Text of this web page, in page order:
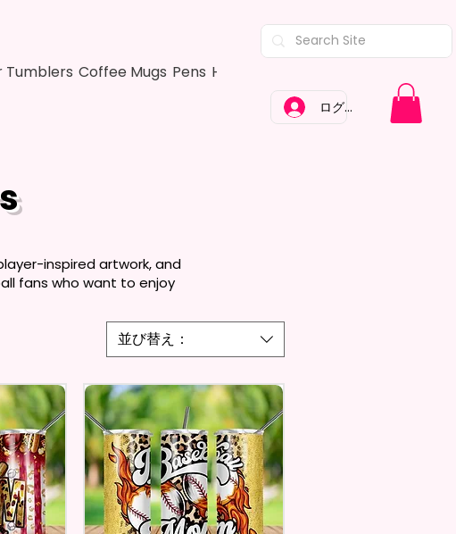
Coffee Mugs Pens Hair Bows
ログイン
並び替え：
inspired artwork, and
fans who want to enjoy